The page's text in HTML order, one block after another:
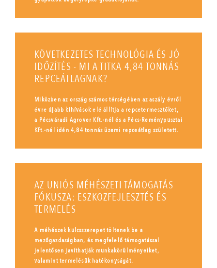
KÖVETKEZETES TECHNOLÓGIA ÉS JÓ
IDŐZÍTÉS - MI A TITKA 4,84 TONNÁS
REPCEÁTLAGNAK?
Miközben az ország számos térségében az aszály évről
évre újabb kihívások elé állítja a repcetermesztőket,
a Pécsváradi Agrover Kft.-nél és a Pécs-Reménypusztai
Kft.-nél idén 4,84 tonnás üzemi repceátlag született.
AZ UNIÓS MÉHÉSZETI TÁMOGATÁS
FÓKUSZA: ESZKÖZFEJLESZTÉS ÉS
TERMELÉS
A méhészek kulcsszerepet töltenek be a
mezőgazdaságban, és megfelelő támogatással
jelentősen javíthatják munkakörülményeiket,
valamint termelésük hatékonyságát.